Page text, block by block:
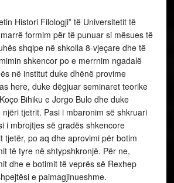
Histori Filologji” të Universitetit të
formim për të punuar si mësues të
shqipe në shkolla 8-vjeçare dhe të
shkencor po e merrnim ngadalë
në institut duke dhënë provime
here, duke dëgjuar seminaret teorike
Bihiku e Jorgo Bulo dhe duke
tjetrit. Pasi i mbaronim së shkruari
i mbrojtjes së gradës shkencore
tjetër, po aq dhe aprovimi për botim
të tyre në shtypshkronjë. Për ne,
dhe e botimit të veprës së Rexhep
e paimagjinueshme.